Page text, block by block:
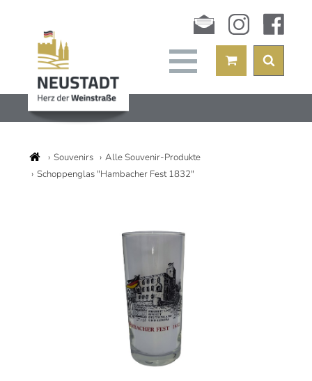
Newsletterinstagramfacebook
Souvenirs
Alle Souvenir-Produkte
Schoppenglas "Hambacher Fest 1832"